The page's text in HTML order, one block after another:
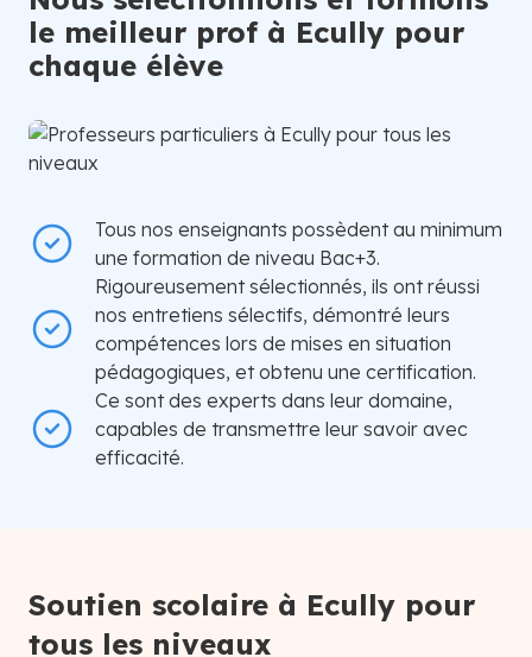
le meilleur prof à Ecully pour
chaque élève
Tous nos enseignants possèdent au minimum
une formation de niveau Bac+3.
Rigoureusement sélectionnés, ils ont réussi
nos entretiens sélectifs, démontré leurs
compétences lors de mises en situation
pédagogiques, et obtenu une certification.
Ce sont des experts dans leur domaine,
capables de transmettre leur savoir avec
efficacité.
Soutien scolaire à Ecully pour
tous les niveaux